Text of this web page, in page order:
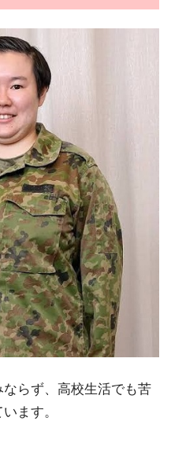
らず、高校生活でも苦
ます。